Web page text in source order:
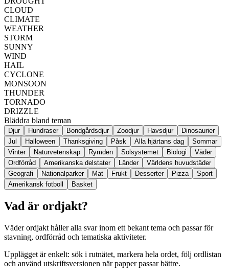
CLOUD
CLIMATE
WEATHER
STORM
SUNNY
WIND
HAIL
CYCLONE
MONSOON
THUNDER
TORNADO
DRIZZLE
Bläddra bland teman
Djur Hundraser Bondgårdsdjur Zoodjur Havsdjur
Dinosaurier
Jul
Halloween Thanksgiving Påsk Alla hjärtans dag
Sommar
Vinter
Naturvetenskap Rymden Solsystemet Biologi
Väder
Ordförråd
Amerikanska delstater Länder
Världens huvudstäder
Geografi
Nationalparker Mat Frukt Desserter Pizza
Sport
Amerikansk fotboll
Basket
Vad är ordjakt?
Väder ordjakt håller alla svar inom ett bekant tema och passar för
stavning, ordförråd och tematiska aktiviteter.
Upplägget är enkelt: sök i rutnätet, markera hela ordet, följ ordlistan
och använd utskriftsversionen när papper passar bättre.